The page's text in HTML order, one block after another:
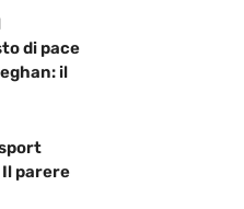
di pace
il
Il parere